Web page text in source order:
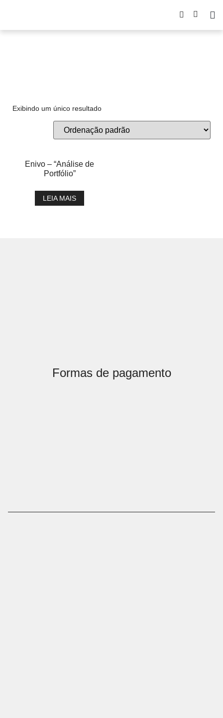
Exibindo um único resultado
Enivo – “Análise de
Portfólio”
LEIA MAIS
Formas de pagamento